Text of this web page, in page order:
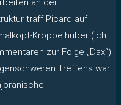
an der
traff Picard auf
Kröppelhuber (ich
zur Folge „Dax“).
Treffens war